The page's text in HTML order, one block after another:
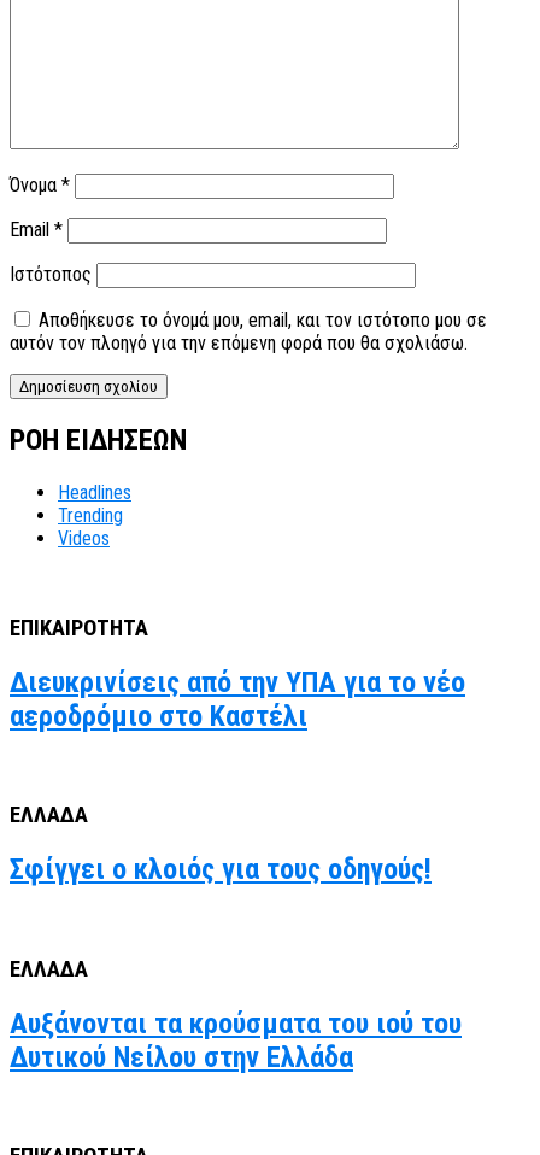
Όνομα *
Email *
Ιστότοπος
Αποθήκευσε το όνομά μου, email, και τον ιστότοπο μου σε
αυτόν τον πλοηγό για την επόμενη φορά που θα σχολιάσω.
ΡΟΗ ΕΙΔΗΣΕΩΝ
Headlines
Trending
Videos
ΕΠΙΚΑΙΡΟΤΗΤΑ
Διευκρινίσεις από την ΥΠΑ για το νέο
αεροδρόμιο στο Καστέλι
ΕΛΛΑΔΑ
Σφίγγει ο κλοιός για τους οδηγούς!
ΕΛΛΑΔΑ
Αυξάνονται τα κρούσματα του ιού του
Δυτικού Νείλου στην Ελλάδα